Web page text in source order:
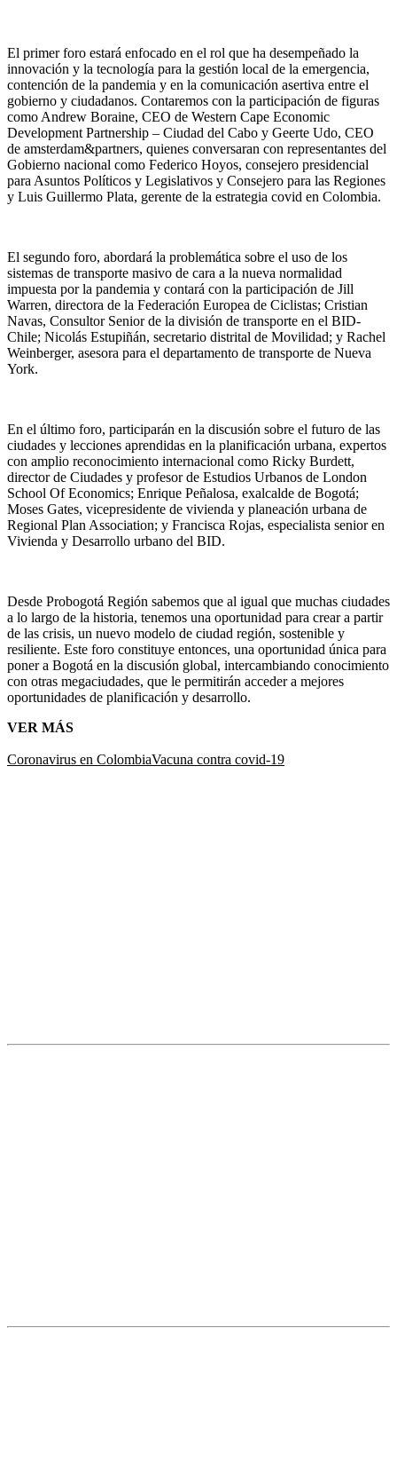
El primer foro estará enfocado en el rol que ha desempeñado la
innovación y la tecnología para la gestión local de la emergencia,
contención de la pandemia y en la comunicación asertiva entre el
gobierno y ciudadanos. Contaremos con la participación de figuras
como Andrew Boraine, CEO de Western Cape Economic
Development Partnership – Ciudad del Cabo y Geerte Udo, CEO
de amsterdam&partners, quienes conversaran con representantes del
Gobierno nacional como Federico Hoyos, consejero presidencial
para Asuntos Políticos y Legislativos y Consejero para las Regiones
y Luis Guillermo Plata, gerente de la estrategia covid en Colombia.
El segundo foro, abordará la problemática sobre el uso de los
sistemas de transporte masivo de cara a la nueva normalidad
impuesta por la pandemia y contará con la participación de Jill
Warren, directora de la Federación Europea de Ciclistas; Cristian
Navas, Consultor Senior de la división de transporte en el BID-
Chile; Nicolás Estupiñán, secretario distrital de Movilidad; y Rachel
Weinberger, asesora para el departamento de transporte de Nueva
York.
En el último foro, participarán en la discusión sobre el futuro de las
ciudades y lecciones aprendidas en la planificación urbana, expertos
con amplio reconocimiento internacional como Ricky Burdett,
director de Ciudades y profesor de Estudios Urbanos de London
School Of Economics; Enrique Peñalosa, exalcalde de Bogotá;
Moses Gates, vicepresidente de vivienda y planeación urbana de
Regional Plan Association; y Francisca Rojas, especialista senior en
Vivienda y Desarrollo urbano del BID.
Desde Probogotá Región sabemos que al igual que muchas ciudades
a lo largo de la historia, tenemos una oportunidad para crear a partir
de las crisis, un nuevo modelo de ciudad región, sostenible y
resiliente. Este foro constituye entonces, una oportunidad única para
poner a Bogotá en la discusión global, intercambiando conocimiento
con otras megaciudades, que le permitirán acceder a mejores
oportunidades de planificación y desarrollo.
VER MÁS
Coronavirus en ColombiaVacuna contra covid-19